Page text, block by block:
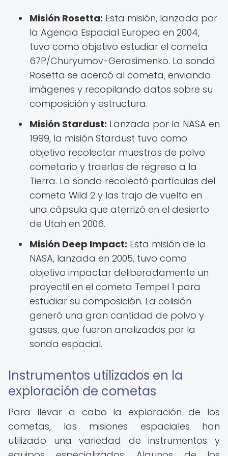
Misión Rosetta: Esta misión, lanzada por
la Agencia Espacial Europea en 2004,
tuvo como objetivo estudiar el cometa
67P/Churyumov-Gerasimenko. La sonda
Rosetta se acercó al cometa, enviando
imágenes y recopilando datos sobre su
composición y estructura.
Misión Stardust: Lanzada por la NASA en
1999, la misión Stardust tuvo como
objetivo recolectar muestras de polvo
cometario y traerlas de regreso a la
Tierra. La sonda recolectó partículas del
cometa Wild 2 y las trajo de vuelta en
una cápsula que aterrizó en el desierto
de Utah en 2006.
Misión Deep Impact: Esta misión de la
NASA, lanzada en 2005, tuvo como
objetivo impactar deliberadamente un
proyectil en el cometa Tempel 1 para
estudiar su composición. La colisión
generó una gran cantidad de polvo y
gases, que fueron analizados por la
sonda espacial.
Instrumentos utilizados en la
exploración de cometas
Para llevar a cabo la exploración de los
cometas, las misiones espaciales han
utilizado una variedad de instrumentos y